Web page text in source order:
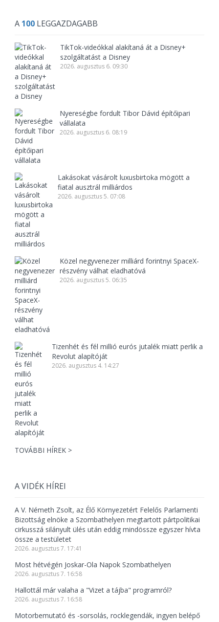
A 100 LEGGAZDAGABB
TikTok-videókkal alakítaná át a Disney+
szolgáltatást a Disney
2026. augusztus 6. 09:30
Nyereségbe fordult Tibor Dávid építőipari
vállalata
2026. augusztus 6. 08:19
Lakásokat vásárolt luxusbirtoka mögött a
fiatal ausztrál milliárdos
2026. augusztus 5. 07:08
Közel negyvenezer milliárd forintnyi SpaceX-
részvény válhat eladhatóvá
2026. augusztus 5. 06:35
Tizenhét és fél millió eurós jutalék miatt perlik a
Revolut alapítóját
2026. augusztus 4. 14:27
TOVÁBBI HÍREK >
A VIDÉK HÍREI
A V. Németh Zsolt, az Élő Környezetért Felelős Parlamenti
Bizottság elnöke a Szombathelyen megtartott pártpolitikai
cirkusszá silányult ülés után eddig mindössze egyszer hívta
össze a testületet
2026. augusztus 7. 17:41
Most hétvégén Joskar-Ola Napok Szombathelyen
2026. augusztus 7. 16:58
Hallottál már valaha a "Vizet a tájba" programról?
2026. augusztus 7. 16:58
Motorbemutató és -sorsolás, rocklegendák, ingyen belépő